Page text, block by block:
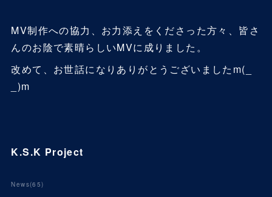
MV制作への協力、お力添えをくださった方々、皆さ
んのお陰で素晴らしいMVに成りました。
改めて、お世話になりありがとうございましたm(_
_)m
K.S.K Project
News(65)